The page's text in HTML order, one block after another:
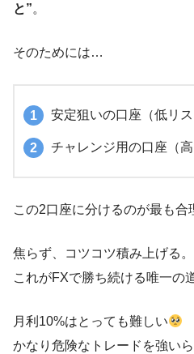
と”。
そのためには…
安定狙いの口座（低リス
チャレンジ用の口座（高
この2口座に分けるのが最も合
焦らず、コツコツ積み上げる。
これがFXで勝ち続ける唯一の
月利10%はとっても難しい
かなり危険なトレードを強いら